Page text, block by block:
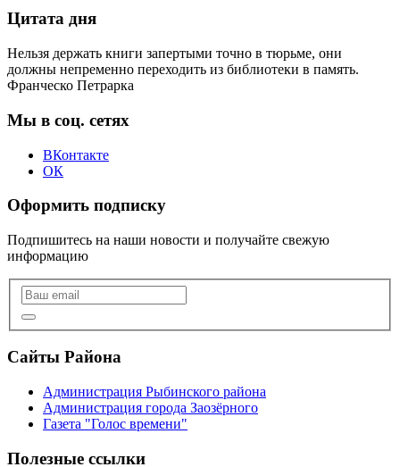
Цитата дня
Нельзя держать книги запертыми точно в тюрьме, они
должны непременно переходить из библиотеки в память.
Франческо Петрарка
Мы в соц. сетях
ВКонтакте
ОК
Оформить подписку
Подпишитесь на наши новости и получайте свежую
информацию
Сайты Района
Администрация Рыбинского района
Администрация города Заозёрного
Газета "Голос времени"
Полезные ссылки